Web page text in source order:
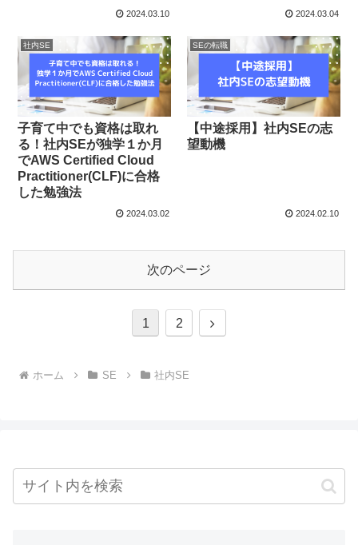
2024.03.10 2024.03.04
社内SE
子育て中でも資格は取れ
る！社内SEが独学１か月
でAWS Certified Cloud
Practitioner(CLF)に合格
した勉強法
2024.03.02
SEの転職
【中途採用】社内SEの志
望動機
2024.02.10
次のページ
1 2
次
ホーム SE 社内SE